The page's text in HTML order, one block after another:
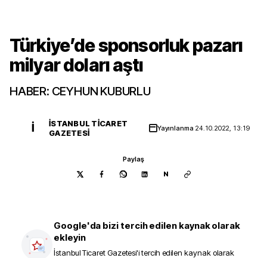
Türkiye’de sponsorluk pazarı
milyar doları aştı
HABER: CEYHUN KUBURLU
İ
İSTANBUL TICARET
GAZETESI
Yayınlanma 24.10.2022, 13:19
Paylaş
N
Google'da bizi tercih edilen kaynak olarak
ekleyin
İstanbul Ticaret Gazetesi'i tercih edilen kaynak olarak